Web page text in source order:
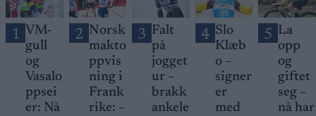
1 VM-
gull
og
Vasalo
ppsei
er: Nå
2 Norsk
makto
ppvis
ning i
Frank
rike: –
3 Falt
på
jogget
ur –
brakk
ankele
4 Slo
Klæb
o –
signer
er
med
5 La
opp
og
giftet
seg –
nå har